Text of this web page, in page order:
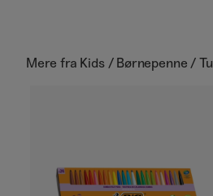
Mere fra Kids / Børnepenne /